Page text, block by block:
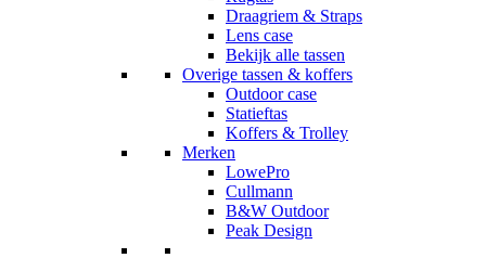
Draagriem & Straps
Lens case
Bekijk alle tassen
Overige tassen & koffers
Outdoor case
Statieftas
Koffers & Trolley
Merken
LowePro
Cullmann
B&W Outdoor
Peak Design